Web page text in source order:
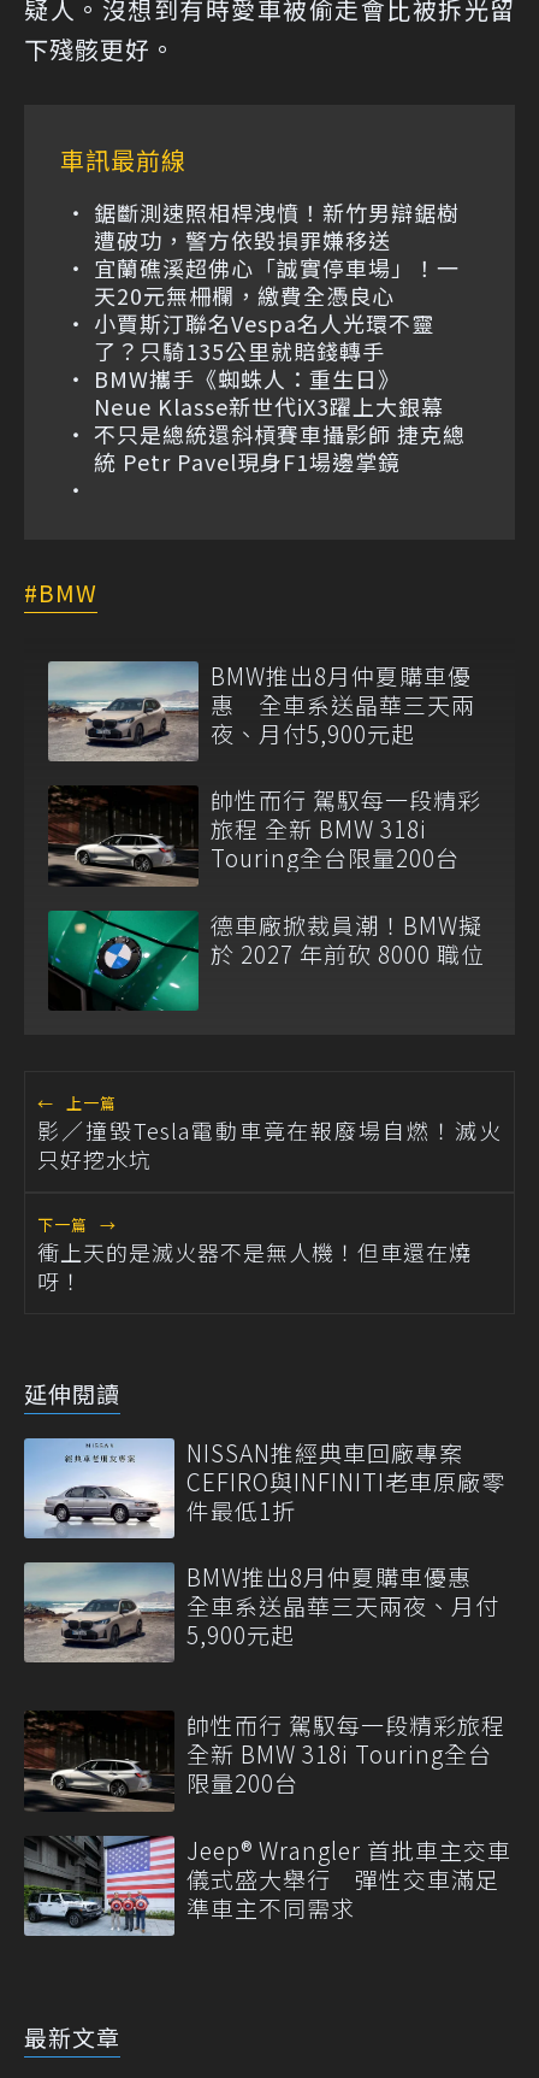
疑人。沒想到有時愛車被偷走會比被拆光留
下殘骸更好。
車訊最前線
鋸斷測速照相桿洩憤！新竹男辯鋸樹
遭破功，警方依毀損罪嫌移送
宜蘭礁溪超佛心「誠實停車場」！一
天20元無柵欄，繳費全憑良心
小賈斯汀聯名Vespa名人光環不靈
了？只騎135公里就賠錢轉手
BMW攜手《蜘蛛人：重生日》
Neue Klasse新世代iX3躍上大銀幕
不只是總統還斜槓賽車攝影師 捷克總
統 Petr Pavel現身F1場邊掌鏡
BMW
BMW推出8月仲夏購車優
惠 全車系送晶華三天兩
夜、月付5,900元起
帥性而行 駕馭每一段精彩
旅程 全新 BMW 318i
Touring全台限量200台
德車廠掀裁員潮！BMW擬
於 2027 年前砍 8000 職位
← 上一篇
影／撞毀Tesla電動車竟在報廢場自燃！滅火
只好挖水坑
下一篇 →
衝上天的是滅火器不是無人機！但車還在燒
呀！
延伸閱讀
NISSAN推經典車回廠專案
CEFIRO與INFINITI老車原廠零
件最低1折
BMW推出8月仲夏購車優惠
全車系送晶華三天兩夜、月付
5,900元起
帥性而行 駕馭每一段精彩旅程
全新 BMW 318i Touring全台
限量200台
Jeep® Wrangler 首批車主交車
儀式盛大舉行 彈性交車滿足
準車主不同需求
最新文章